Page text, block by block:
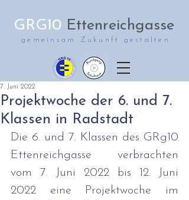
GRG10 Ettenreichgasse
gemeinsam Zukunft gestalten
Projektwoche der 6. und 7.
Klassen in Radstadt
7. Juni 2022
Die 6. und 7. Klassen des GRg10
Ettenreichgasse verbrachten
vom 7. Juni 2022 bis 12. Juni
2022 eine Projektwoche im